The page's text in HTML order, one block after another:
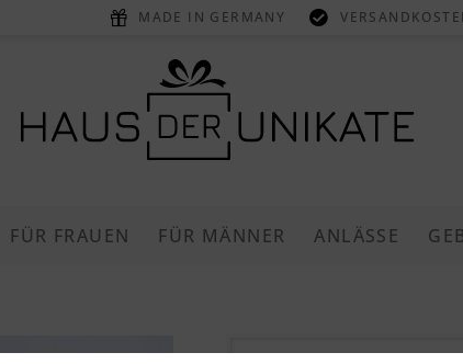
MADE IN GERMANY
FÜR FRAUEN FÜR MÄNNER ANLÄSSE